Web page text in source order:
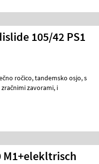
105/42 PS1
hidravlično priklopno osjo, s pnevmatikami: 650/55R26, 5, z zračnimi zavorami, i
M1+elekltrisch